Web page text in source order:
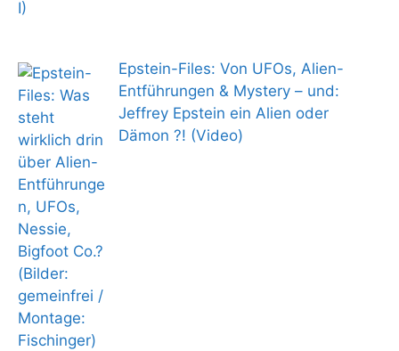
Epstein-Files: Von UFOs, Alien-
Entführungen & Mystery – und:
Jeffrey Epstein ein Alien oder
Dämon ?! (Video)